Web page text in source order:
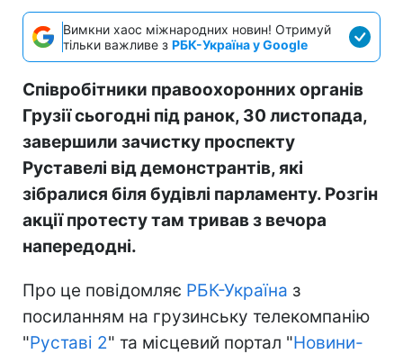
Вимкни хаос міжнародних новин! Отримуй
тільки важливе з РБК-Україна у Google
Співробітники правоохоронних органів
Грузії сьогодні під ранок, 30 листопада,
завершили зачистку проспекту
Руставелі від демонстрантів, які
зібралися біля будівлі парламенту. Розгін
акції протесту там тривав з вечора
напередодні.
Про це повідомляє РБК-Україна з
посиланням на грузинську телекомпанію
"Руставі 2" та місцевий портал "Новини-